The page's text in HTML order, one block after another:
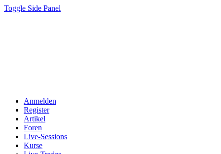
Toggle Side Panel
Anmelden
Register
Artikel
Foren
Live-Sessions
Kurse